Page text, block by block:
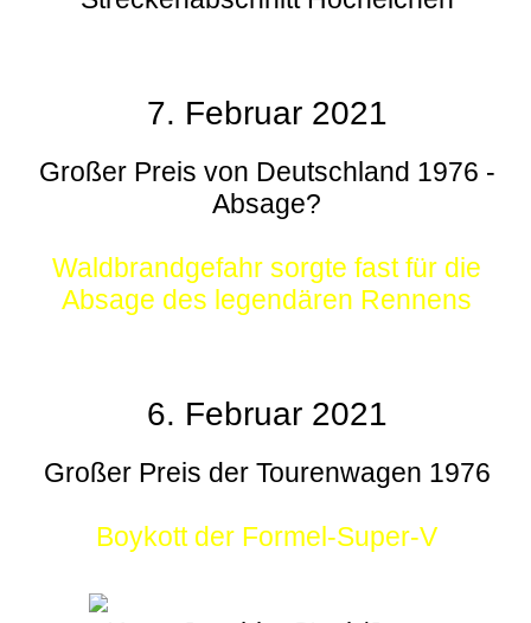
7. Februar 2021
Großer Preis von Deutschland 1976 -
Absage?
Waldbrandgefahr sorgte fast für die
Absage des legendären Rennens
6. Februar 2021
Großer Preis der Tourenwagen 1976
Boykott der Formel-Super-V